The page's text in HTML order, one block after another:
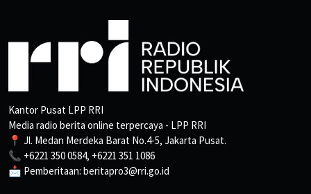
Kantor Pusat LPP RRI
Media radio berita online terpercaya - LPP RRI
📍 Jl. Medan Merdeka Barat No.4-5, Jakarta Pusat.
📞 +6221 350 0584, +6221 351 1086
📩 Pemberitaan: beritapro3@rri.go.id